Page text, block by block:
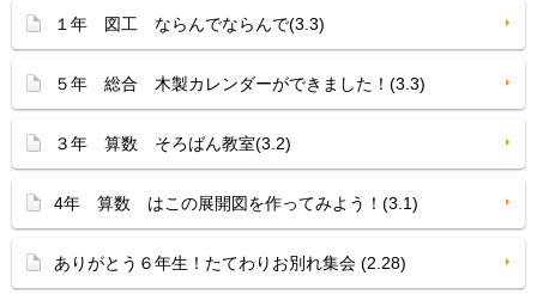
１年 図工 ならんでならんで(3.3)
５年 総合 木製カレンダーができました！(3.3)
３年 算数 そろばん教室(3.2)
4年 算数 はこの展開図を作ってみよう！(3.1)
ありがとう６年生！たてわりお別れ集会 (2.28)